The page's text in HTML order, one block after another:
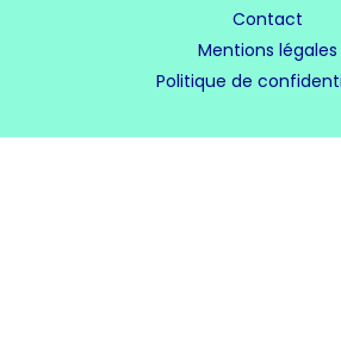
Contact
Mentions légales
Politique de